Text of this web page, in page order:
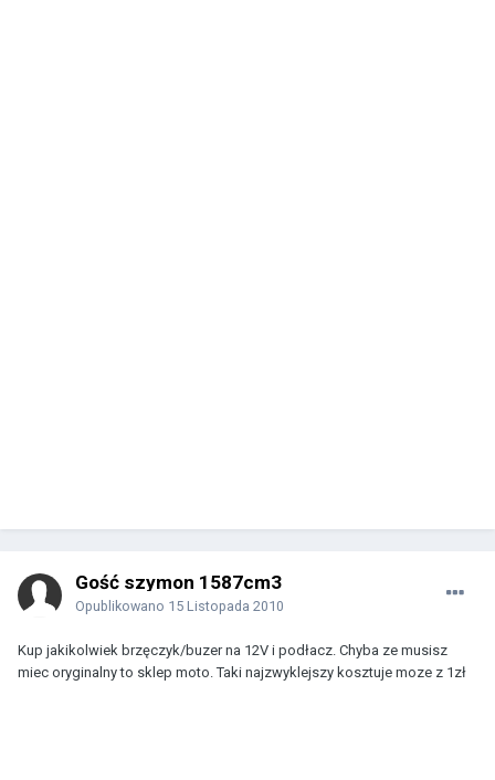
Gość szymon 1587cm3
Opublikowano 15 Listopada 2010
Kup jakikolwiek brzęczyk/buzer na 12V i podłacz. Chyba ze musisz
miec oryginalny to sklep moto. Taki najzwyklejszy kosztuje moze z 1zł